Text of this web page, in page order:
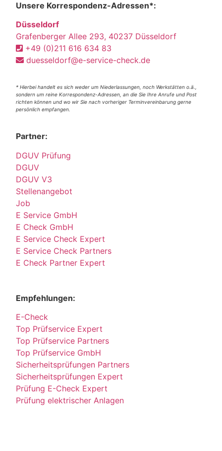
Unsere Korrespondenz-Adressen*:
Düsseldorf
Grafenberger Allee 293, 40237 Düsseldorf
+49 (0)211 616 634 83
duesseldorf@e-service-check.de
* Hierbei handelt es sich weder um Niederlassungen, noch Werkstätten o.ä.,
sondern um reine Korrespondenz-Adressen, an die Sie Ihre Anrufe und Post
richten können und wo wir Sie nach vorheriger Terminvereinbarung gerne
persönlich empfangen.
Partner:
DGUV Prüfung
DGUV
DGUV V3
Stellenangebot
Job
E Service GmbH
E Check GmbH
E Service Check Expert
E Service Check Partners
E Check Partner Expert
Empfehlungen:
E-Check
Top Prüfservice Expert
Top Prüfservice Partners
Top Prüfservice GmbH
Sicherheitsprüfungen Partners
Sicherheitsprüfungen Expert
Prüfung E-Check Expert
Prüfung elektrischer Anlagen